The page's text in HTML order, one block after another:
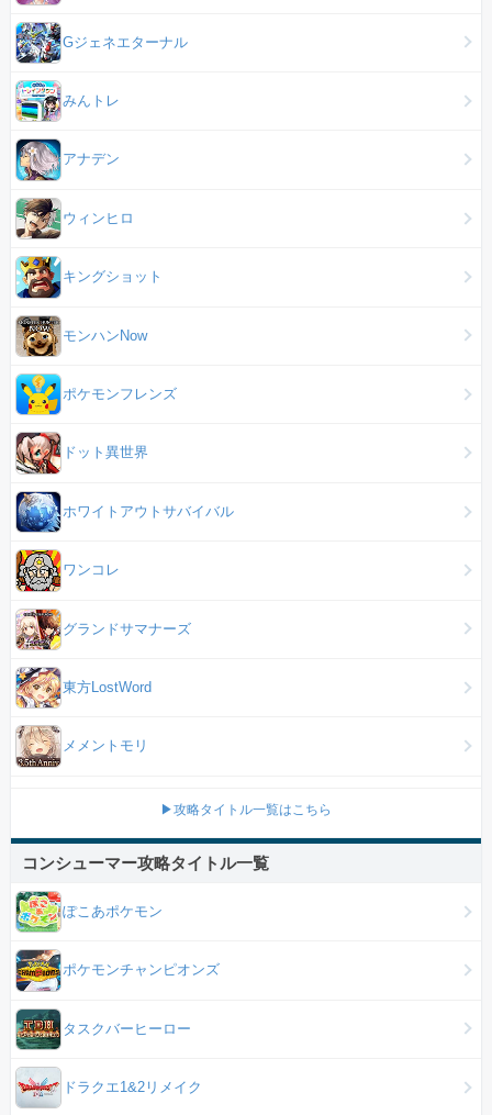
Gジェネエターナル
みんトレ
アナデン
ウィンヒロ
キングショット
モンハンNow
ポケモンフレンズ
ドット異世界
ホワイトアウトサバイバル
ワンコレ
グランドサマナーズ
東方LostWord
メメントモリ
▶攻略タイトル一覧はこちら
コンシューマー攻略タイトル一覧
ぽこあポケモン
ポケモンチャンピオンズ
タスクバーヒーロー
ドラクエ1&2リメイク